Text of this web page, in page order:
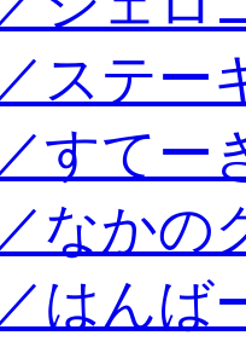
ステー
すてー
なかの
はんば